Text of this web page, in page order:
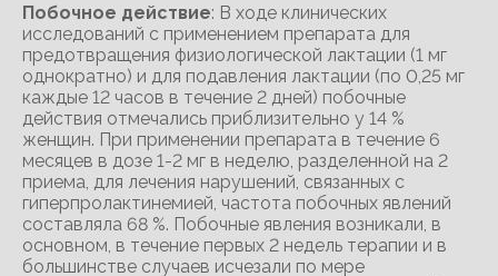
Побочное действие: В ходе клинических
исследований с применением препарата для
предотвращения физиологической лактации (1 мг
однократно) и для подавления лактации (по 0,25 мг
каждые 12 часов в течение 2 дней) побочные
действия отмечались приблизительно у 14 %
женщин. При применении препарата в течение 6
месяцев в дозе 1-2 мг в неделю, разделенной на 2
приема, для лечения нарушений, связанных с
гиперпролактинемией, частота побочных явлений
составляла 68 %. Побочные явления возникали, в
основном, в течение первых 2 недель терапии и в
большинстве случаев исчезали по мере